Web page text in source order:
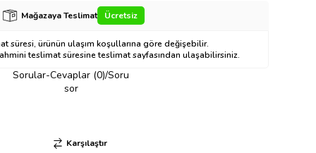
Mağazaya Teslimat Ücretsiz
süresi, ürünün ulaşım koşullarına göre değişebilir.
teslimat süresine teslimat sayfasından ulaşabilirsiniz.
Sorular-Cevaplar (0)/Soru
sor
Karşılaştır